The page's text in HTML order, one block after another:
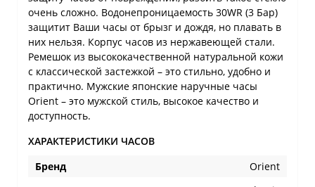
очень сложно. Водонепроницаемость 30WR (3 Бар)
защитит Ваши часы от брызг и дождя, но плавать в
них нельзя. Корпус часов из нержавеющей стали.
Ремешок из высококачественной натуральной кожи
с классической застежкой – это стильно, удобно и
практично. Мужские японские наручные часы
Orient – это мужской стиль, высокое качество и
доступность.
ХАРАКТЕРИСТИКИ ЧАСОВ
Бренд
Orient